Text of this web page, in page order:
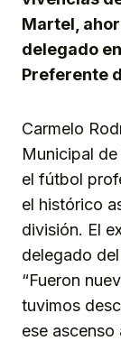
Martel,
delegado
Preferente
Carmelo
Municipal
el fútbol
el histórico
división. El
delegado
“Fueron
tuvimos
ese ascenso